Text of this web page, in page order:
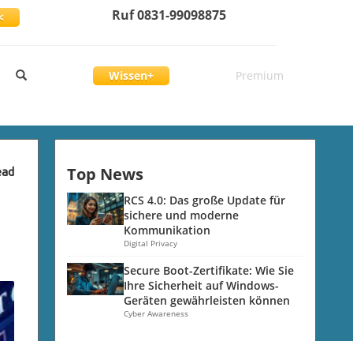
Ruf 0831-99098875
Wissen+ Premium
Top News
RCS 4.0: Das große Update für
sichere und moderne
Kommunikation
Digital Privacy
Secure Boot-Zertifikate: Wie Sie
Ihre Sicherheit auf Windows-
Geräten gewährleisten können
Cyber Awareness